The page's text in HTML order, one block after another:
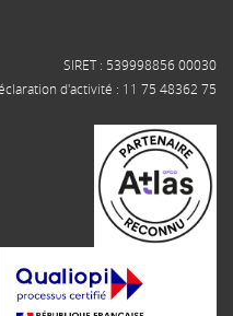
SIRET : 539998856 00030
d'activité : 11 75 48362 75